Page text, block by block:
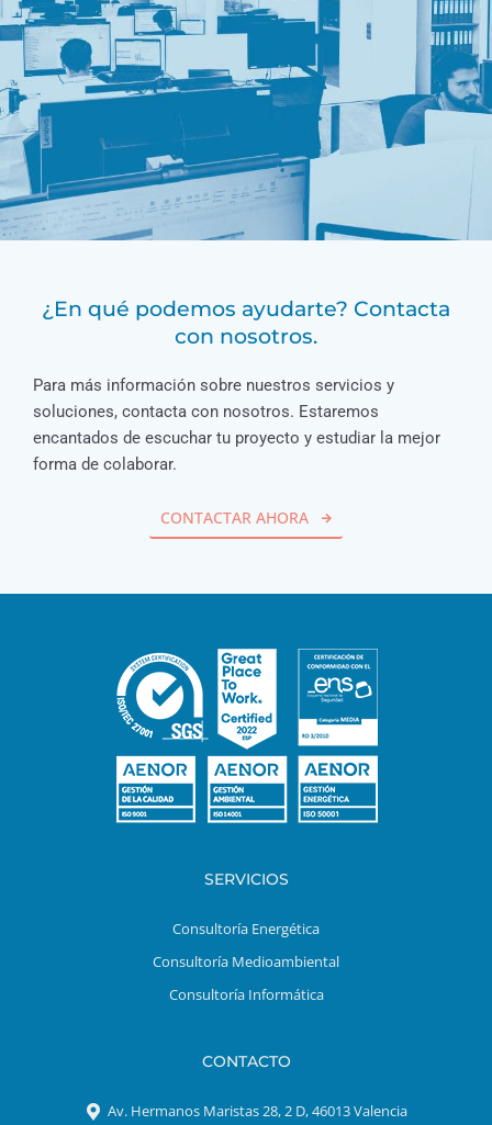
¿En qué podemos ayudarte? Contacta
con nosotros.
Para más información sobre nuestros servicios y
soluciones, contacta con nosotros. Estaremos
encantados de escuchar tu proyecto y estudiar la mejor
forma de colaborar.
CONTACTAR AHORA
SERVICIOS
Consultoría Energética
Consultoría Medioambiental
Consultoría Informática
CONTACTO
Av. Hermanos Maristas 28, 2 D, 46013 Valencia